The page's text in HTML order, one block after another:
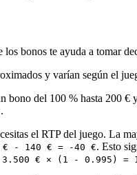
los bonos te ayuda a tomar
y varían según el
bono del 100 % hasta 200
.
el RTP del juego. La
€ - 140 € = -40 €. Esto
3.500 € × (1 - 0.995) =